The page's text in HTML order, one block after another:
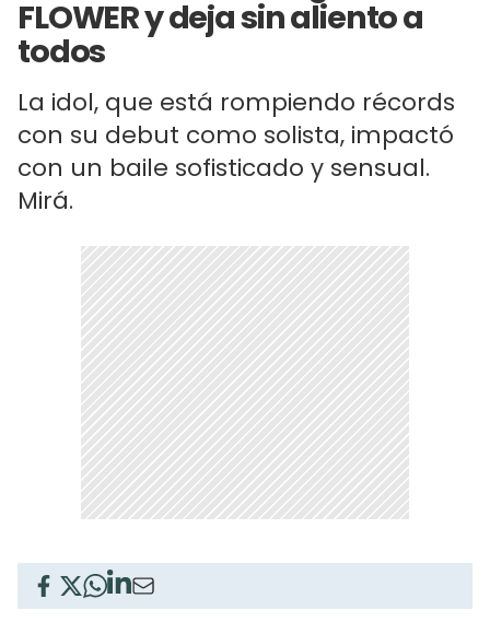
FLOWER y deja sin aliento a
todos
La idol, que está rompiendo récords
con su debut como solista, impactó
con un baile sofisticado y sensual.
Mirá.